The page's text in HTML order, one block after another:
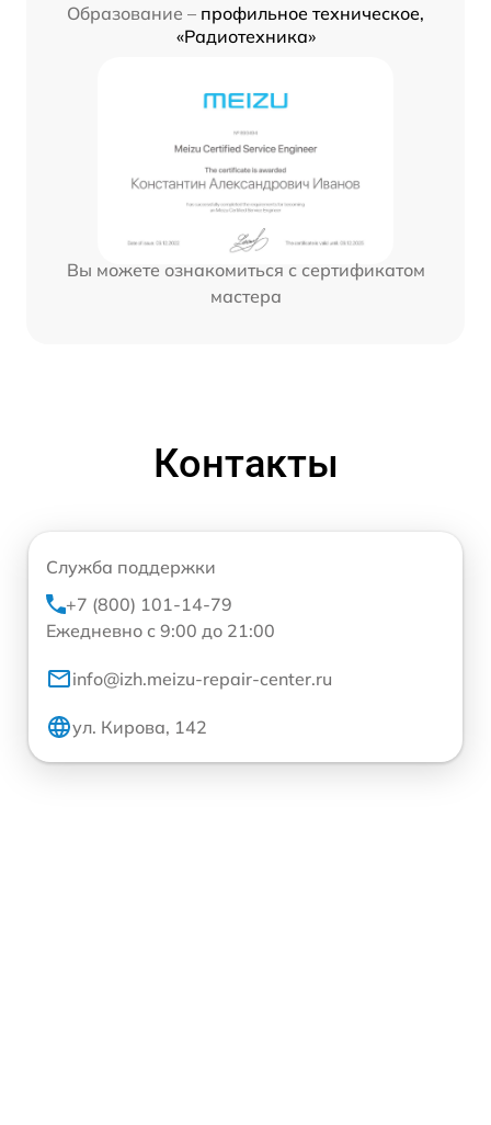
Образование – профильное техническое,
«Радиотехника»
Вы можете ознакомиться с сертификатом
мастера
Контакты
Служба поддержки
+7 (800) 101-14-79
Ежедневно с 9:00 до 21:00
info@izh.meizu-repair-center.ru
ул. Кирова, 142